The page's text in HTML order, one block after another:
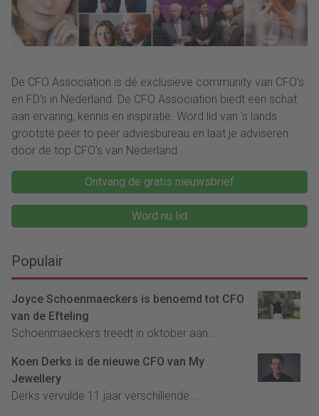
De CFO Association is dé exclusieve community van CFO's
en FD's in Nederland. De CFO Association biedt een schat
aan ervaring, kennis en inspiratie. Word lid van ‘s lands
grootste peer to peer adviesbureau en laat je adviseren
door de top CFO's van Nederland.
Ontvang de gratis nieuwsbrief
Word nu lid
Populair
Joyce Schoenmaeckers is benoemd tot CFO
van de Efteling
Schoenmaeckers treedt in oktober aan....
Koen Derks is de nieuwe CFO van My
Jewellery
Derks vervulde 11 jaar verschillende...